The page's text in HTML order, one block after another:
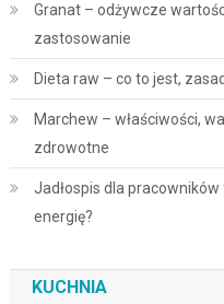
Granat – odżywcze
zastosowanie
Dieta raw – co to jest,
Marchew – właściwości,
zdrowotne
Jadłospis dla
energię?
KUCHNIA